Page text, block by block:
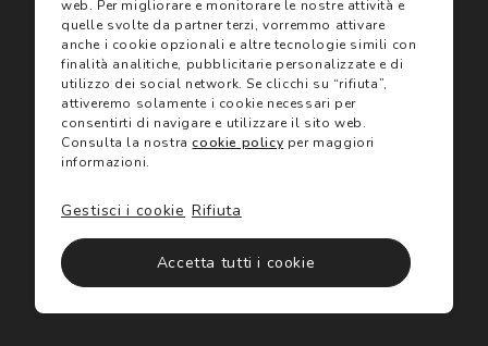
Assicurazioni
Servizi
Trova negozio
Gift Card
Termini e condizioni
Termini di vendita
Avvertenze e informazioni di sicurezza sui prodotti
Informativa sulla Privacy
Utilizzo dei cookie
web. Per migliorare e monitorare le nostre attività e
quelle svolte da partner terzi, vorremmo attivare
anche i cookie opzionali e altre tecnologie simili con
finalità analitiche, pubblicitarie personalizzate e di
utilizzo dei social network. Se clicchi su “rifiuta”,
attiveremo solamente i cookie necessari per
consentirti di navigare e utilizzare il sito web.
Consulta la nostracookie policy per maggiori
informazioni.
Accetta tutti i cookie
Rifiuta
Gestisci i cookie